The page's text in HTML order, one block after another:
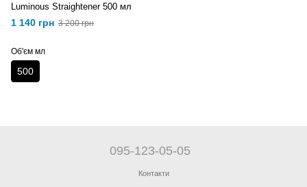
Luminous Straightener 500 мл
1 140 грн 3 200 грн
Об'єм мл
500
095-123-05-05
Контакти